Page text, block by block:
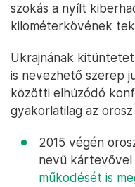
szokás a nyílt
kilométerkövének
Ukrajnának
is nevezhető szerep
közötti elhúzódó
gyakorlatilag az
2015 végén
nevű kártevővel
működését is